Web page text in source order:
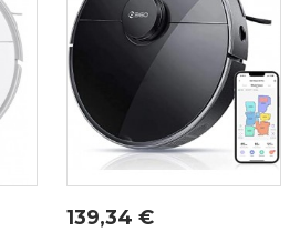
Prezzo
139,34 €